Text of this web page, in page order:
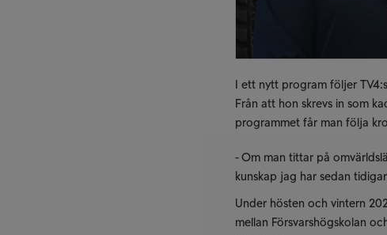
I ett nytt program följer
Från att hon skrevs in som
programmet får man följa
- Om man tittar på
kunskap jag har sedan
Under hösten och vintern
mellan Försvarshögskolan